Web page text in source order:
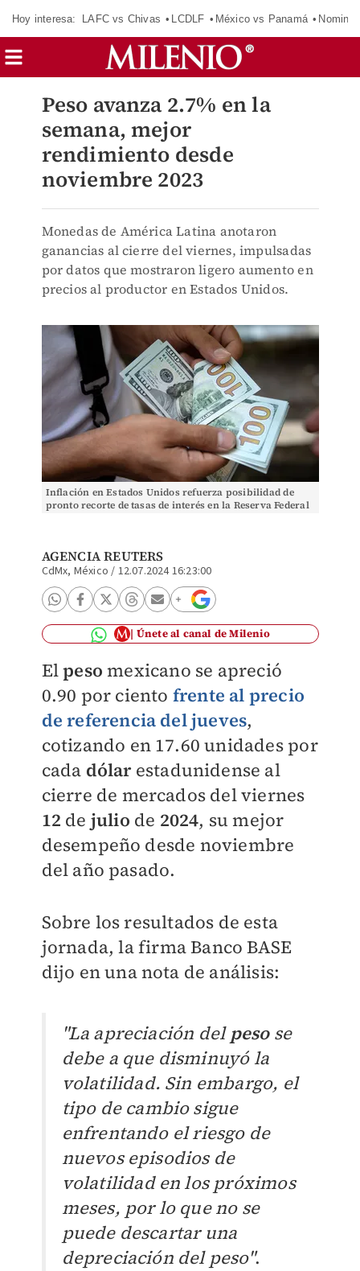
Hoy interesa: LAFC vs Chivas LCDLF México vs Panamá
Peso avanza 2.7% en la
semana, mejor
rendimiento desde
noviembre 2023
Monedas de América Latina anotaron
ganancias al cierre del viernes, impulsadas
por datos que mostraron ligero aumento en
precios al productor en Estados Unidos.
Inflación en Estados Unidos refuerza posibilidad de
pronto recorte de tasas de interés en la Reserva Federal
AGENCIA REUTERS
CdMx, México / 12.07.2024 16:23:00
Únete al canal de Milenio
Elpeso mexicano se apreció
0.90 por ciento frente al precio
de referencia del jueves,
cotizando en 17.60 unidades por
cada dólarestadunidense al
cierre de mercados del viernes
12 de julio de 2024, su mejor
desempeño desde noviembre
del año pasado.
Sobre los resultados de esta
jornada,la firma Banco BASE
dijo en una nota de análisis:
"La apreciación del pesose
debe a que disminuyó la
volatilidad. Sin embargo, el
tipo de cambio sigue
enfrentando el riesgo de
nuevos episodios de
volatilidad en los próximos
meses, por lo que no se
puede descartar una
depreciación del peso".